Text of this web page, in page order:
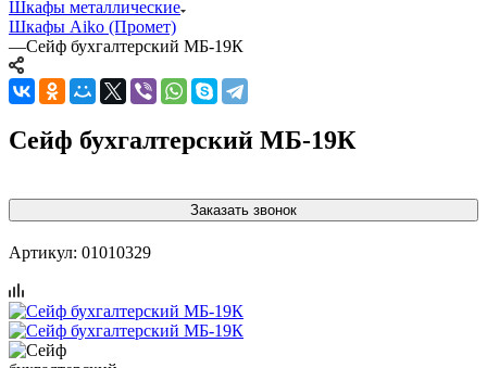
Шкафы металлические
Шкафы Aiko (Промет)
—Сейф бухгалтерский МБ-19К
Сейф бухгалтерский МБ-19К
Заказать звонок
Артикул: 01010329